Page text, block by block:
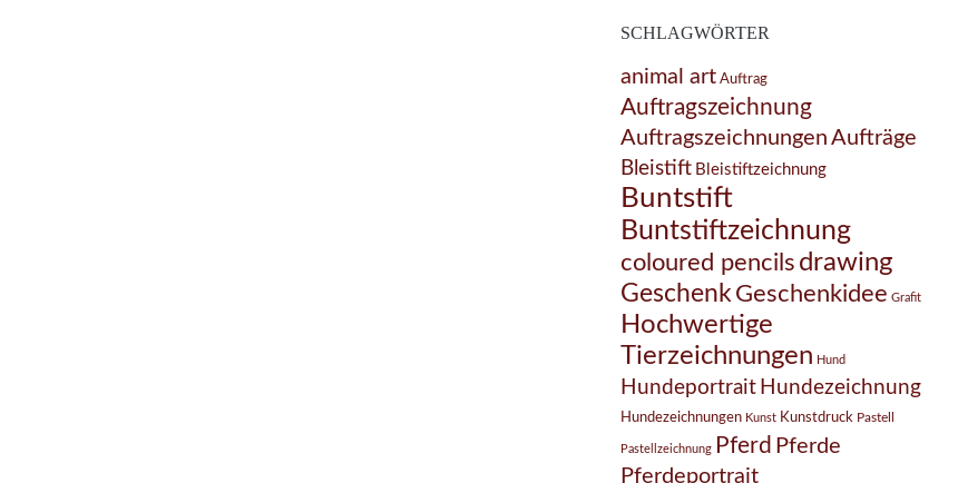
SCHLAGWÖRTER
animal art Auftrag
Auftragszeichnung
Auftragszeichnungen Aufträge
Bleistift Bleistiftzeichnung
Buntstift
Buntstiftzeichnung
coloured pencils drawing
Geschenk Geschenkidee Grafit
Hochwertige
Tierzeichnungen Hund
Hundeportrait Hundezeichnung
Hundezeichnungen Kunst Kunstdruck Pastell
Pastellzeichnung Pferd Pferde
Pferdeportrait